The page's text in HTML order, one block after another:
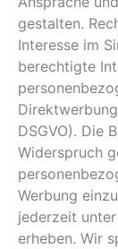
gestalten.
Interesse im
berechtigte
DSGVO). Die
Widerspruch
Werbung
jederzeit
erheben. Wir